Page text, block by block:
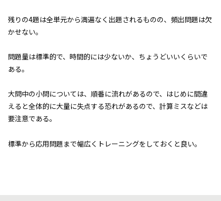
残りの4題は全単元から満遍なく出題されるものの、頻出問題は欠
かせない。
問題量は標準的で、時間的には少ないか、ちょうどいいくらいで
ある。
大問中の小問については、順番に流れがあるので、はじめに間違
えると全体的に大量に失点する恐れがあるので、計算ミスなどは
要注意である。
標準から応用問題まで幅広くトレーニングをしておくと良い。